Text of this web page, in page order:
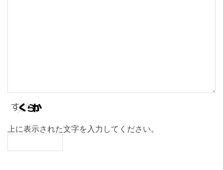
上に表示された文字を入力してください。